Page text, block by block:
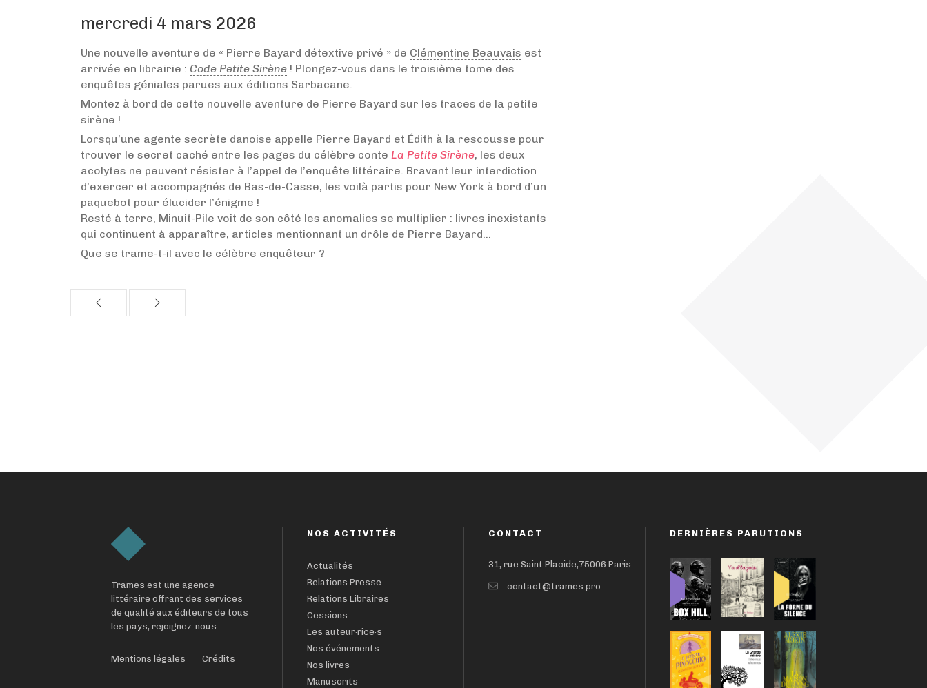
mercredi 4 mars 2026
Une nouvelle aventure de « Pierre Bayard détextive privé » de Clémentine Beauvais est
arrivée en librairie : Code Petite Sirène ! Plongez-vous dans le troisième tome des
enquêtes géniales parues aux éditions Sarbacane.
Montez à bord de cette nouvelle aventure de Pierre Bayard sur les traces de la petite
sirène !
Lorsqu’une agente secrète danoise appelle Pierre Bayard et Édith à la rescousse pour
trouver le secret caché entre les pages du célèbre conte La Petite Sirène, les deux
acolytes ne peuvent résister à l’appel de l’enquête littéraire. Bravant leur interdiction
d’exercer et accompagnés de Bas-de-Casse, les voilà partis pour New York à bord d’un
paquebot pour élucider l’énigme !
Resté à terre, Minuit-Pile voit de son côté les anomalies se multiplier : livres inexistants
qui continuent à apparaître, articles mentionnant un drôle de Pierre Bayard…
Que se trame-t-il avec le célèbre enquêteur ?
Trames est une agence
littéraire offrant des services
de qualité aux éditeurs de tous
les pays, rejoignez-nous.
Mentions légales Crédits
NOS ACTIVITÉS
Actualités
Relations Presse
Relations Libraires
Cessions
Les auteur·rice·s
Nos événements
Nos livres
Manuscrits
CONTACT
31, rue Saint Placide,75006 Paris
contact@trames.pro
DERNIÈRES PARUTIONS